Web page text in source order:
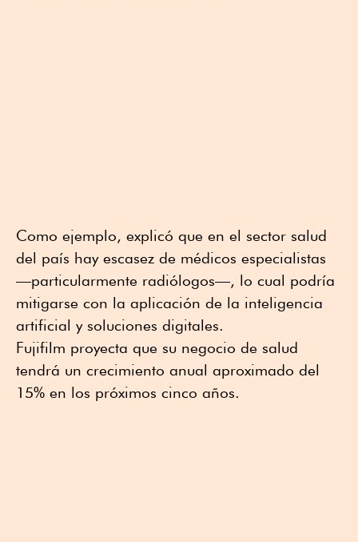
Como ejemplo, explicó que en el sector salud
del país hay escasez de médicos especialistas
—particularmente radiólogos—, lo cual podría
mitigarse con la aplicación de la inteligencia
artificial y soluciones digitales.
Fujifilm proyecta que su negocio de salud
tendrá un crecimiento anual aproximado del
15% en los próximos cinco años.